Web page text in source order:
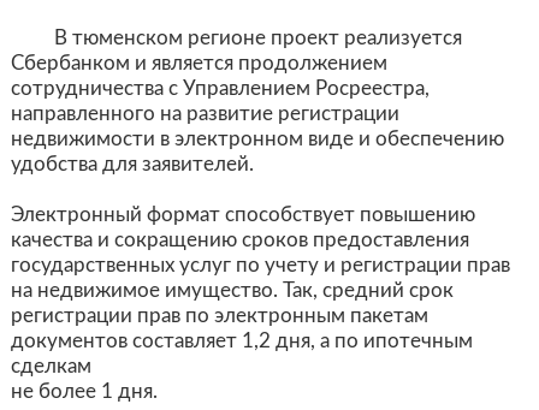
В тюменском регионе проект реализуется
Сбербанком и является продолжением
сотрудничества с Управлением Росреестра,
направленного на развитие регистрации
недвижимости в электронном виде и обеспечению
удобства для заявителей.
Электронный формат способствует повышению
качества и сокращению сроков предоставления
государственных услуг по учету и регистрации прав
на недвижимое имущество. Так, средний срок
регистрации прав по электронным пакетам
документов составляет 1,2 дня, а по ипотечным
сделкам
не более 1 дня.